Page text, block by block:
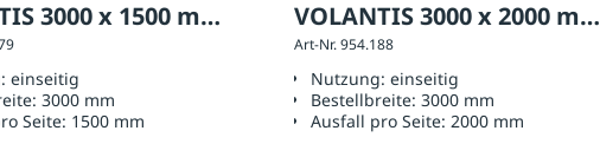
3000 x 1500 mm,
einseitig
einseitig
3000 mm
Seite: 1500 mm
VOLANTIS 3000 x 2000 mm,
Ausführung: einseitig
Art-Nr. 954.188
Nutzung:einseitig
Bestellbreite:3000 mm
Ausfall pro Seite:2000 mm